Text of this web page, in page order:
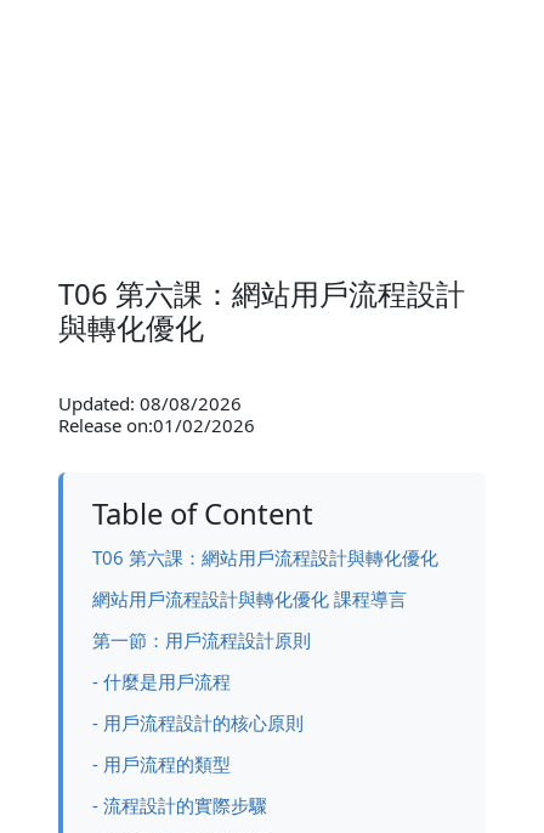
T06 第六課：網站用戶流程設計
與轉化優化
Updated: 08/08/2026
Release on:01/02/2026
Table of Content
T06 第六課：網站用戶流程設計與轉化優化
網站用戶流程設計與轉化優化 課程導言
第一節：用戶流程設計原則
- 什麼是用戶流程
- 用戶流程設計的核心原則
- 用戶流程的類型
- 流程設計的實際步驟